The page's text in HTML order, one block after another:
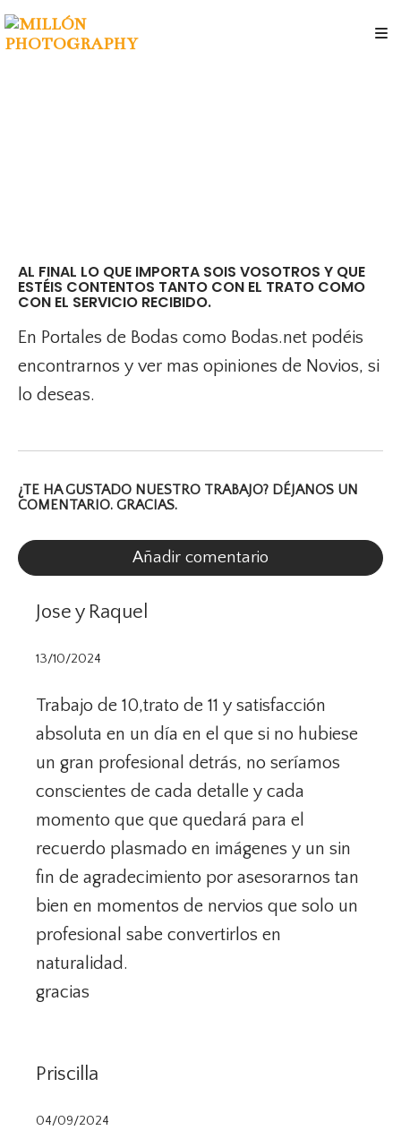
AL FINAL LO QUE IMPORTA SOIS VOSOTROS Y QUE
ESTÉIS CONTENTOS TANTO CON EL TRATO COMO
CON EL SERVICIO RECIBIDO.
En Portales de Bodas como Bodas.net podéis
encontrarnos y ver mas opiniones de Novios, si
lo deseas.
¿TE HA GUSTADO NUESTRO TRABAJO? DÉJANOS UN
COMENTARIO. GRACIAS.
Añadir comentario
Jose y Raquel
13/10/2024
Trabajo de 10,trato de 11 y satisfacción
absoluta en un día en el que si no hubiese
un gran profesional detrás, no seríamos
conscientes de cada detalle y cada
momento que que quedará para el
recuerdo plasmado en imágenes y un sin
fin de agradecimiento por asesorarnos tan
bien en momentos de nervios que solo un
profesional sabe convertirlos en
naturalidad.
gracias
Priscilla
04/09/2024